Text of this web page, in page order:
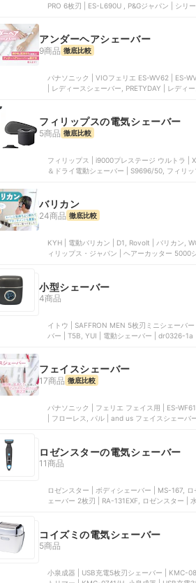
PRO 6枚刃 | ES-L690U ,
アンダーヘアシェーバー
9商品 徹底比較
パナソニック | VIOフェリエ ES-WV62 | ES-
| レディースシェーバー, PRETYDAY | レデ
フィリップスの電気シェーバー
5商品 徹底比較
フィリップス | i9000プレステージ ウルトラ |
＆ドライ電動シェーバー | S9696/50, フィリ
バリカン
24商品 徹底比較
KYH | 電動バリカン | D1, Rovolt | バリカン, WONSEFOO | USB充電式 電動バリカン, パナソニック | ヘアーカッター | ER-GC75, フ
ィリップス・ジャパン | ヘアーカッター
小型シェーバー
4商品
イトウ | SAFFRON MEN 5枚刃ミニシェーバ
バー | T5B, YUI | 電動シェーバー | dr0326-1a
フェイスシェーバー
17商品 徹底比較
パナソニック | フェリエ フェイス用 | ES-
| フローレス, パル | and us フェイスシェー
ロゼンスターの電気シェーバー
11商品
ロゼンスター | ボディシェーバー | MS-167, ロゼンス
コイズミの電気シェーバー
5商品
小泉成器 | USB充電5枚刃シェーバー | KMC-0800/S, 小泉成器 | USB充電シェーバー | KMC-0830/S, 小泉成器 | USB充電ボディヘア